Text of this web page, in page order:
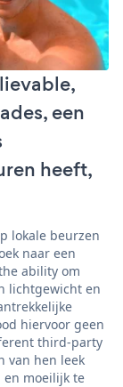
een
heeft,
lokale beurzen
naar een
ability om
lichtgewicht en
hiervoor geen
third-party
van hen leek
en moeilijk te